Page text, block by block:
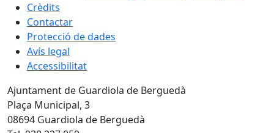
Crèdits
Contactar
Protecció de dades
Avís legal
Accessibilitat
Ajuntament de Guardiola de Berguedà
Plaça Municipal, 3
08694 Guardiola de Berguedà